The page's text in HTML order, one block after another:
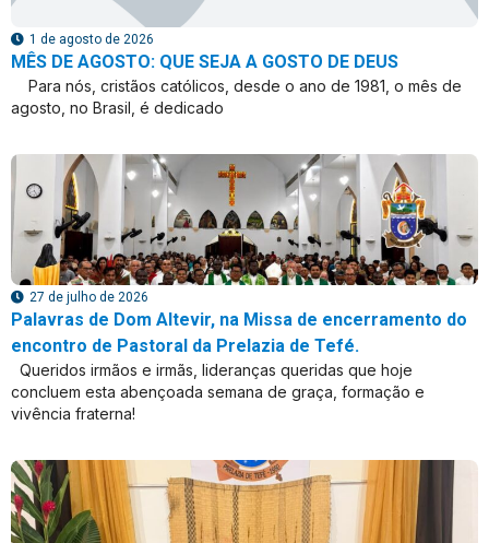
1 de agosto de 2026
MÊS DE AGOSTO: QUE SEJA A GOSTO DE DEUS
Para nós, cristãos católicos, desde o ano de 1981, o mês de
agosto, no Brasil, é dedicado
27 de julho de 2026
Palavras de Dom Altevir, na Missa de encerramento do
encontro de Pastoral da Prelazia de Tefé.
Queridos irmãos e irmãs, lideranças queridas que hoje
concluem esta abençoada semana de graça, formação e
vivência fraterna!